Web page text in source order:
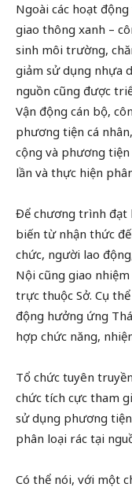
Ngoài các hoạt
giao thông xanh –
sinh môi trường,
giảm sử dụng nhựa
nguồn cũng được
Vận động cán bộ,
phương tiện cá
cộng và phương
lần và thực hiện
Để chương trình đạt
biến từ nhận thức
chức, người lao
Nội cũng giao
trực thuộc Sở. Cụ
động hưởng ứng
hợp chức năng,
Tổ chức tuyên
chức tích cực tham
sử dụng phương
phân loại rác tại
Có thể nói, với một